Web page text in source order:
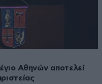
Αθηνών αποτελεί